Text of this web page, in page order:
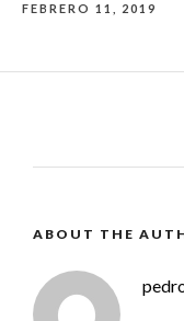
FEBRERO 11, 2019
ABOUT THE